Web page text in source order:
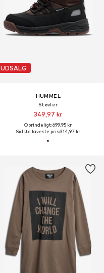
UDSALG
HUMMEL
Støvler
349,97 kr
Oprindeligt: 699,95 kr
Sidste laveste pris:314,97 kr